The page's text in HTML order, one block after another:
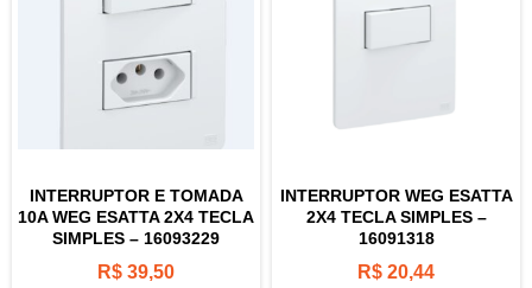
INTERRUPTOR E TOMADA
10A WEG ESATTA 2X4 TECLA
SIMPLES – 16093229
R$ 39,50
INTERRUPTOR WEG ESATTA
2X4 TECLA SIMPLES –
16091318
R$ 20,44